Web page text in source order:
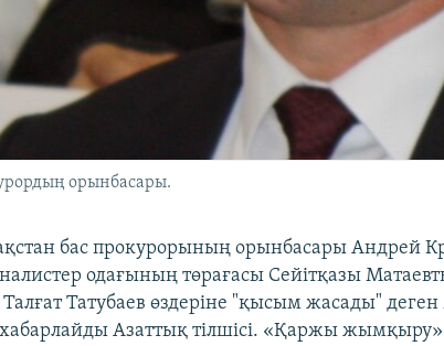
орынбасары.
бас прокурорының орынбасары Андрей
одағының төрағасы Сейітқазы
Татубаев өздеріне "қысым жасады" деген
Азаттық тілшісі. «Қаржы